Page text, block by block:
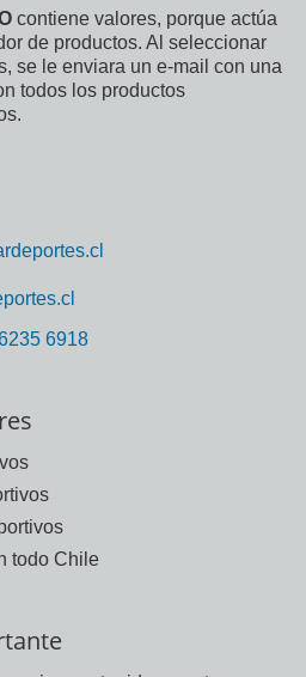
contiene valores, porque actúa
de productos. Al seleccionar
se le enviara un e-mail con una
todos los productos
6918
todo Chile